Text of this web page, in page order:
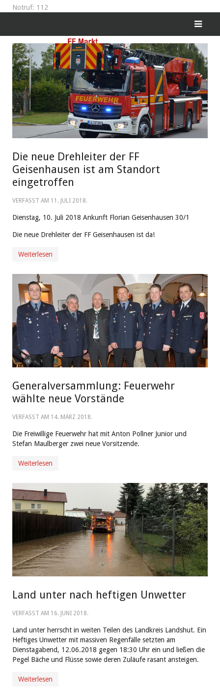
Notruf: 112
Die neue Drehleiter der FF
Geisenhausen ist am Standort
eingetroffen
VERFASST AM 11. JULI 2018.
Dienstag, 10. Juli 2018 Ankunft Florian Geisenhausen 30/1
Die neue Drehleiter der FF Geisenhausen ist da!
Weiterlesen
Generalversammlung: Feuerwehr
wählte neue Vorstände
VERFASST AM 14. MÄRZ 2018.
Die Freiwillige Feuerwehr hat mit Anton Pollner Junior und
Stefan Maulberger zwei neue Vorsitzende.
Weiterlesen
Land unter nach heftigen Unwetter
VERFASST AM 16. JUNI 2018.
Land unter herrscht in weiten Teilen des Landkreis Landshut. Ein
Heftiges Unwetter mit massiven Regenfälle setzten am
Dienstagabend, 12.06.2018 gegen 18:30 Uhr ein und ließen die
Pegel Bäche und Flüsse sowie deren Zuläufe rasant ansteigen.
Weiterlesen